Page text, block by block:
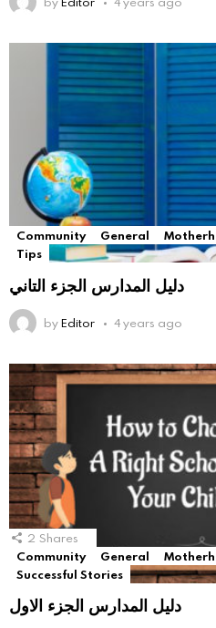
Community General
Tips
دليل المدارس الجزء التاني
byEditor 4 years ago
2 Shares
Community
General
Successful Stories
دليل المدارس الجزء الاول